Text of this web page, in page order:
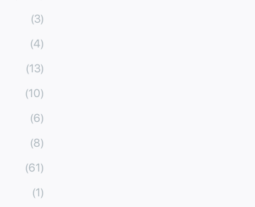
(3)
(4)
(13)
(10)
(6)
(8)
(61)
(1)